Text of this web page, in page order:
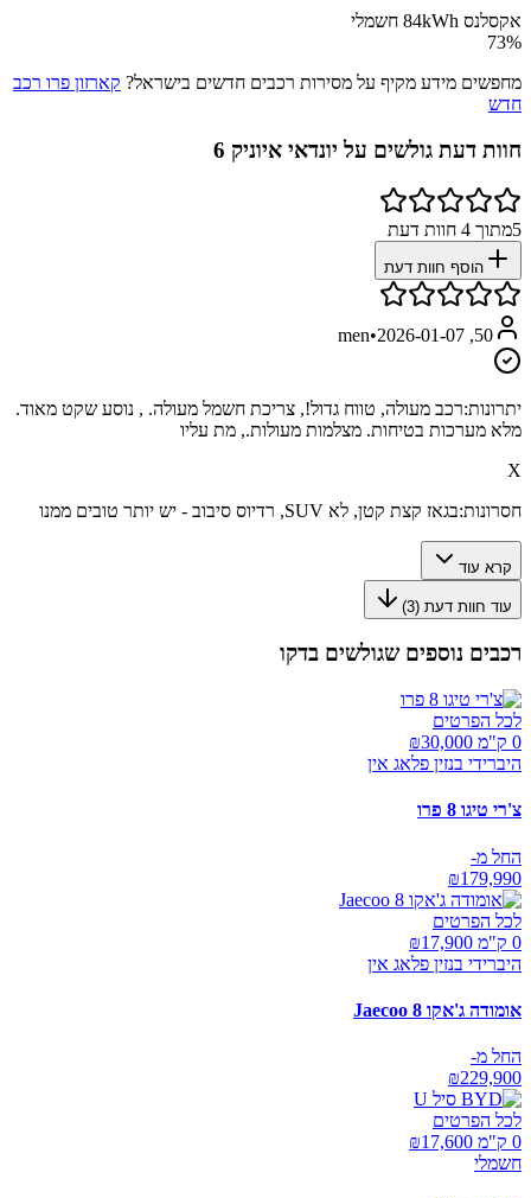
אקסלנס 84kWh חשמלי
73%
מחפשים מידע מקיף על מסירות רכבים חדשים בישראל? קארזון פרו רכב
חדש
חוות דעת גולשים על יונדאי איוניק 6
5מתוך 4 חוות דעת
הוסף חוות דעת
50, men
•2026-01-07
יתרונות:רכב מעולה, טווח גדול!, צריכת חשמל מעולה. , נוסע שקט מאוד.
מלא מערכות בטיחות. מצלמות מעולות., מת עליו
X
חסרונות:בגאז קצת קטן, לא SUV, רדיוס סיבוב - יש יותר טובים ממנו
קרא עוד
עוד חוות דעת (3
)
רכבים נוספים שגולשים בדקו
לכל הפרטים
0 ק"מ ₪
30,000
היברידי בנזין פלאג אין
צ'רי טיגו 8 פרו
החל מ-
₪179,990
לכל הפרטים
0 ק"מ ₪
17,900
היברידי בנזין פלאג אין
אומודה ג'אקו Jaecoo 8
החל מ-
₪229,900
לכל הפרטים
0 ק"מ ₪
17,600
חשמלי